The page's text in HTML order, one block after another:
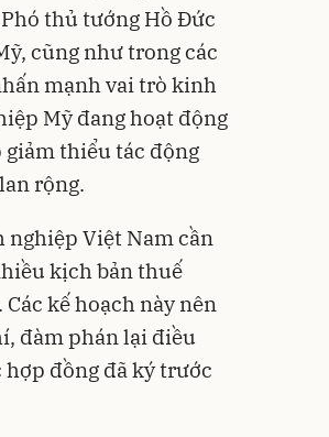
thủ tướng Hồ Đức
cũng như trong các
mạnh vai trò kinh
Mỹ đang hoạt động
thiểu tác động
rộng.
nghiệp Việt Nam cần
kịch bản thuế
kế hoạch này nên
đàm phán lại điều
hợp đồng đã ký trước